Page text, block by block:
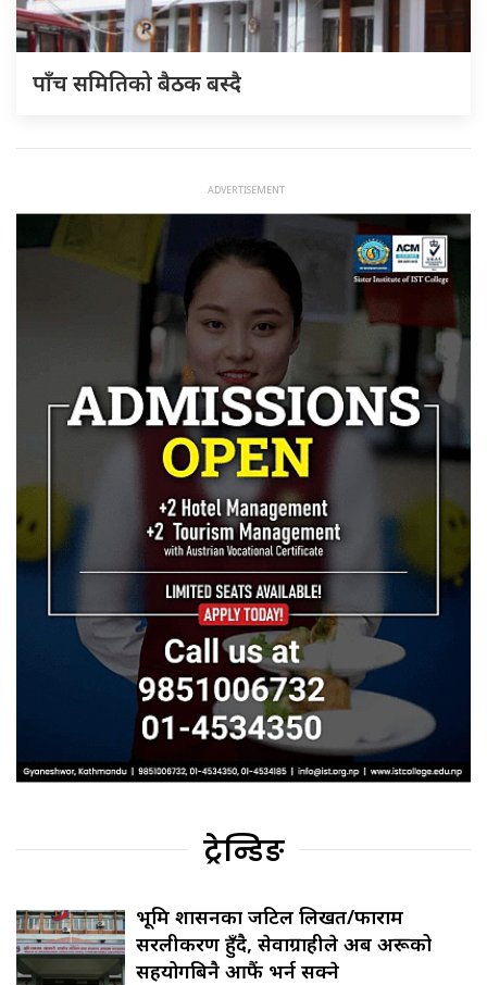
पाँच समितिको बैठक बस्दै
ट्रेन्डिङ
भूमि प्रशासनका जटिल लिखत/फाराम
सरलीकरण हुँदै, सेवाग्राहीले अब अरूको
सहयोगबिनै आफैं भर्न सक्ने